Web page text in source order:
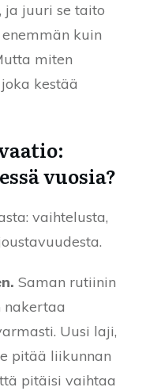
ja juuri se taito
kuin
miten
kestää
vuosia?
vaihtelusta,
Saman rutiinin
nakertaa
Uusi laji,
pitää liikunnan
pitäisi vaihtaa